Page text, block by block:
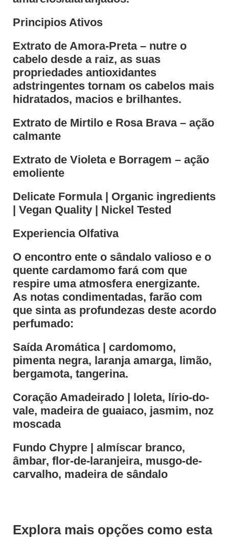
Principios Ativos
Extrato de Amora-Preta – nutre o
cabelo desde a raiz, as suas
propriedades antioxidantes
adstringentes tornam os cabelos mais
hidratados, macios e brilhantes.
Extrato de Mirtilo e Rosa Brava – ação
calmante
Extrato de Violeta e Borragem – ação
emoliente
Delicate Formula | Organic ingredients
| Vegan Quality | Nickel Tested
Experiencia Olfativa
O encontro ente o sândalo valioso e o
quente cardamomo fará com que
respire uma atmosfera energizante.
As notas condimentadas, farão com
que sinta as profundezas deste acordo
perfumado:
Saída Aromática | cardomomo,
pimenta negra, laranja amarga, limão,
bergamota, tangerina.
Coração Amadeirado | loleta, lírio-do-
vale, madeira de guaiaco, jasmim, noz
moscada
Fundo Chypre | almíscar branco,
âmbar, flor-de-laranjeira, musgo-de-
carvalho, madeira de sândalo
Explora mais opções como esta